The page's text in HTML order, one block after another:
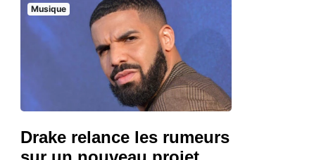
Musique
Drake relance les rumeurs